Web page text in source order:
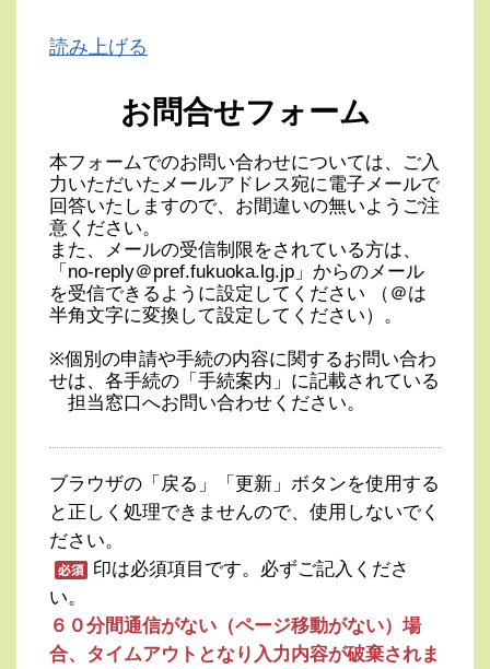
読み上げる
お問合せフォーム
本フォームでのお問い合わせについては、ご入
力いただいたメールアドレス宛に電子メールで
回答いたしますので、お間違いの無いようご注
意ください。
また、メールの受信制限をされている方は、
「no-reply＠pref.fukuoka.lg.jp」からのメール
を受信できるように設定してください （＠は
半角文字に変換して設定してください）。
※個別の申請や手続の内容に関するお問い合わ
せは、各手続の「手続案内」に記載されている
担当窓口へお問い合わせください。
ブラウザの「戻る」「更新」ボタンを使用する
と正しく処理できませんので、使用しないでく
ださい。
印は必須項目です。必ずご記入くださ
い。
６０分間通信がない（ページ移動がない）場
合、タイムアウトとなり入力内容が破棄されま